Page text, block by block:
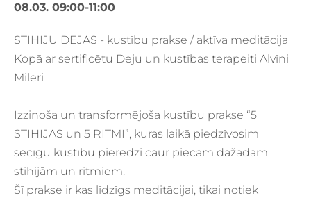
08.03. 09:00-11:00
STIHIJU DEJAS - kustību prakse / aktīva meditācija
Kopā ar sertificētu Deju un kustības terapeiti Alvīni
Mileri
Izzinoša un transformējoša kustību prakse “5
STIHIJAS un 5 RITMI”, kuras laikā piedzīvosim
secīgu kustību pieredzi caur piecām dažādām
stihijām un ritmiem.
Šī prakse ir kas līdzīgs meditācijai, tikai notiek